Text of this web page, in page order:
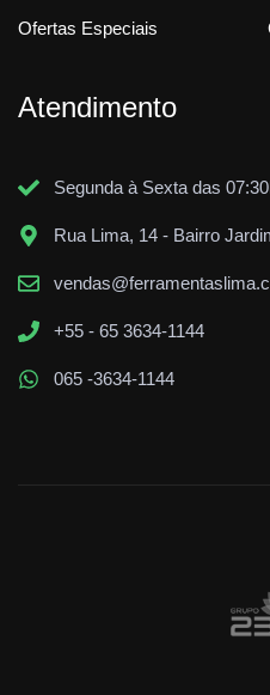
Ofertas Especiais
Atendimento
Segunda à Sexta das
Rua Lima, 14 - Bairro
+55 - 65 3634-1144
065 -3634-1144